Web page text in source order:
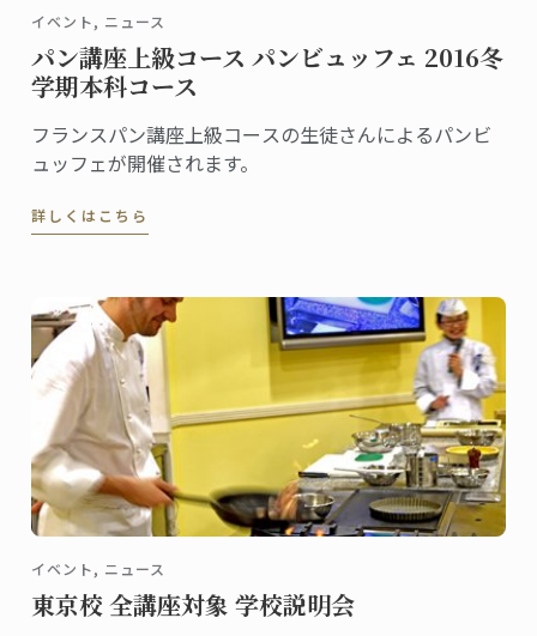
イベント, ニュース
パン講座上級コース パンビュッフェ 2016冬
学期本科コース
フランスパン講座上級コースの生徒さんによるパンビ
ュッフェが開催されます。
詳しくはこちら
イベント, ニュース
東京校 全講座対象 学校説明会